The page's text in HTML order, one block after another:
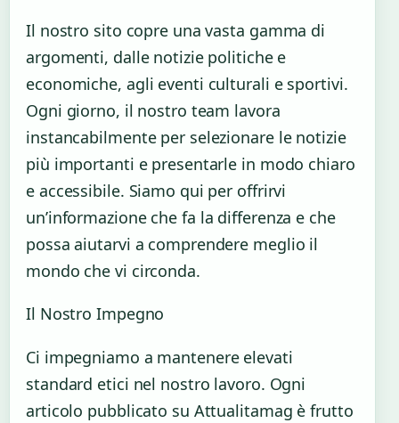
Il nostro sito copre una vasta gamma di
argomenti, dalle notizie politiche e
economiche, agli eventi culturali e sportivi.
Ogni giorno, il nostro team lavora
instancabilmente per selezionare le notizie
più importanti e presentarle in modo chiaro
e accessibile. Siamo qui per offrirvi
un’informazione che fa la differenza e che
possa aiutarvi a comprendere meglio il
mondo che vi circonda.
Il Nostro Impegno
Ci impegniamo a mantenere elevati
standard etici nel nostro lavoro. Ogni
articolo pubblicato su Attualitamag è frutto